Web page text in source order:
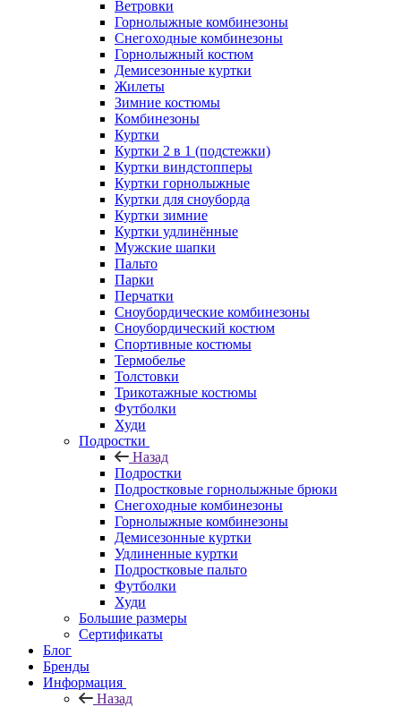
Ветровки
Горнолыжные комбинезоны
Снегоходные комбинезоны
Горнолыжный костюм
Демисезонные куртки
Жилеты
Зимние костюмы
Комбинезоны
Куртки
Куртки 2 в 1 (подстежки)
Куртки виндстопперы
Куртки горнолыжные
Куртки для сноуборда
Куртки зимние
Куртки удлинённые
Мужские шапки
Пальто
Парки
Перчатки
Сноубордические комбинезоны
Сноубордический костюм
Спортивные костюмы
Термобелье
Толстовки
Трикотажные костюмы
Футболки
Худи
Подростки
Назад
Подростки
Подростковые горнолыжные брюки
Снегоходные комбинезоны
Горнолыжные комбинезоны
Демисезонные куртки
Удлиненные куртки
Подростковые пальто
Футболки
Худи
Большие размеры
Сертификаты
Блог
Бренды
Информация
Назад